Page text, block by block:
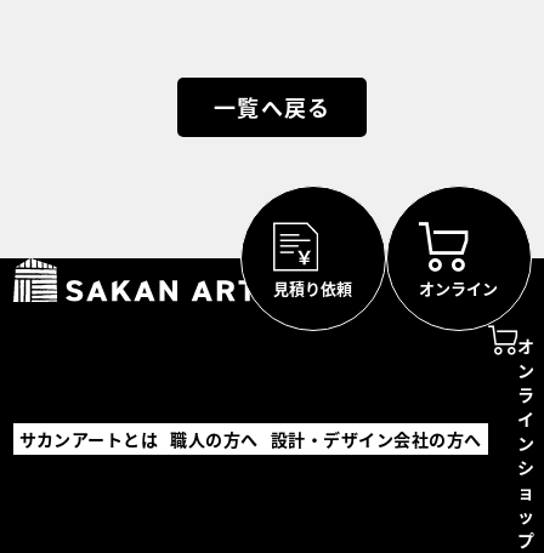
一覧へ戻る
サカンアートとは 職人の方へ 設計・デザイン会社の方へ
オ
ン
ラ
イ
ン
シ
ョ
ッ
プ
見積り依頼 オンライン